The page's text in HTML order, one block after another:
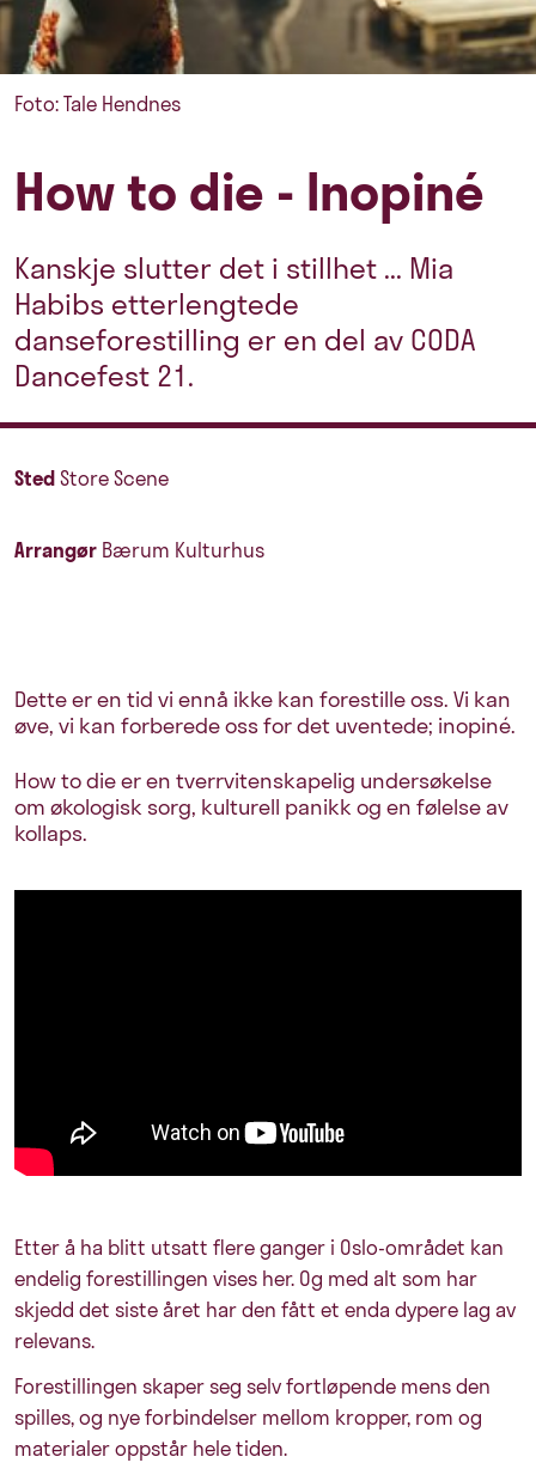
Foto: Tale Hendnes
How to die - Inopiné
Kanskje slutter det i stillhet ... Mia
Habibs etterlengtede
danseforestilling er en del av CODA
Dancefest 21.
StedStore Scene
Arrangør Bærum Kulturhus
Dette er en tid vi ennå ikke kan forestille oss. Vi kan
øve, vi kan forberede oss for det uventede; inopiné.
How to die er en tverrvitenskapelig undersøkelse
om økologisk sorg, kulturell panikk og en følelse av
kollaps.
Etter å ha blitt utsatt flere ganger i Oslo-området kan
endelig forestillingen vises her. Og med alt som har
skjedd det siste året har den fått et enda dypere lag av
relevans.
Forestillingen skaper seg selv fortløpende mens den
spilles, og nye forbindelser mellom kropper, rom og
materialer oppstår hele tiden.